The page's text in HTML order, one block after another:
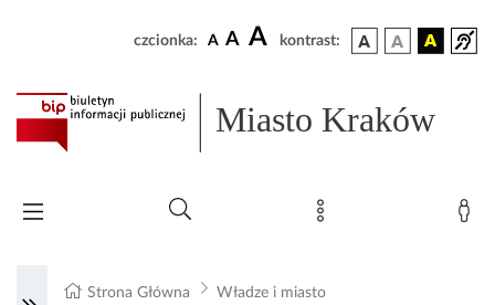
czcionka: A A A kontrast:
Miasto Kraków
Strona Główna
Władze i miasto